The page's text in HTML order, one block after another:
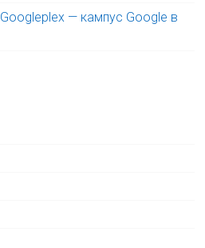
Googleplex — кампус Google в